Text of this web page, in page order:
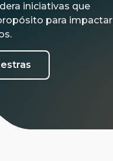
iniciativas que
para impactar